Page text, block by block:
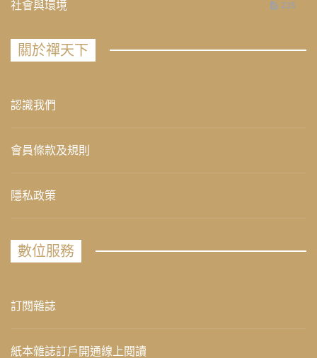
社會與環境 235
關於禪天下
認識我們
會員條款及規則
隱私政策
數位服務
訂閱雜誌
紙本雜誌訂戶開通線上閱讀